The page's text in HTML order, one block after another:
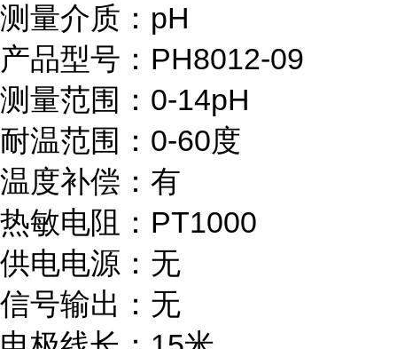
测量介质：pH
产品型号：PH8012-09
测量范围：0-14pH
耐温范围：0-60度
温度补偿：有
热敏电阻：PT1000
供电电源：无
信号输出：无